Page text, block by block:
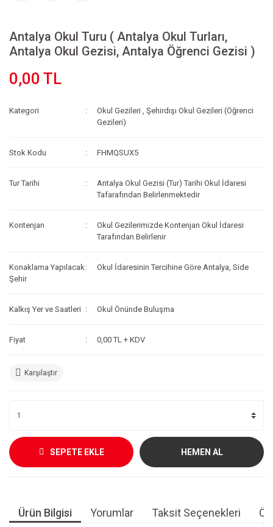
Antalya Okul Turu ( Antalya Okul Turları,
Antalya Okul Gezisi, Antalya Öğrenci Gezisi )
0,00 TL
Kategori Okul Gezileri ,Şehirdışı Okul Gezileri (Öğrenci
Gezileri)
Stok Kodu FHMQSUX5
Tur Tarihi
Antalya Okul Gezisi (Tur) Tarihi Okul İdaresi
Tafarafından Belirlenmektedir
Kontenjan
Okul Gezilerimizde Kontenjan Okul İdaresi
Tarafından Belirlenir
Konaklama Yapılacak
Şehir
Okul İdaresinin Tercihine Göre Antalya, Side
Kalkış Yer ve Saatleri Okul Önünde Buluşma
Fiyat 0,00 TL + KDV
Karşılaştır
SEPETE EKLE HEMEN AL
Ürün Bilgisi Yorumlar Taksit Seçenekleri